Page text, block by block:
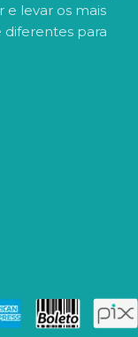
e levar os mais
diferentes para